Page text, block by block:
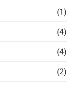
(1)
(4)
(4)
(2)